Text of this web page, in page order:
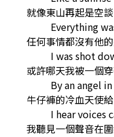
就像東山再起是空
Everything
任何事情都沒有他
I was shot
或許哪天我被一個
By an angel
牛仔褲的冷血天使
I hear voices
我聽見一個聲音在